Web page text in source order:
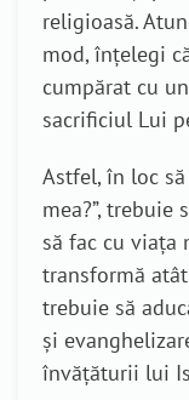
religioasă.
mod, înțelegi
cumpărat cu
sacrificiul Lui
Astfel, în loc
mea?”, trebuie
să fac cu viața
transformă
trebuie să
și
învățăturii lui